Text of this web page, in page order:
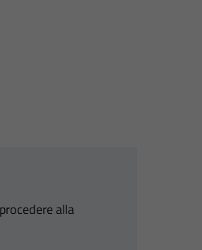
alla